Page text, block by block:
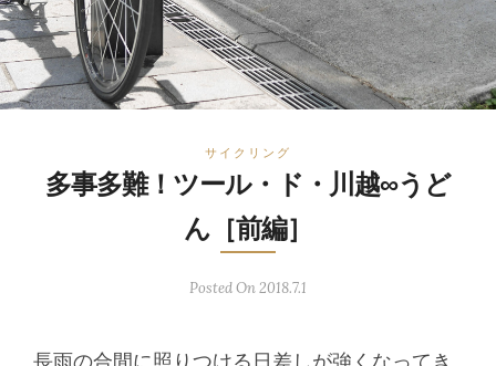
サイクリング
多事多難！ツール・ド・川越∞うど
ん［前編］
Posted On 2018.7.1
長雨の合間に照りつける日差しが強くなってき